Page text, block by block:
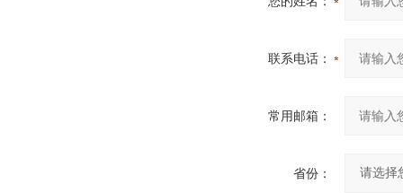
联系电话：
常用邮箱：
省份：